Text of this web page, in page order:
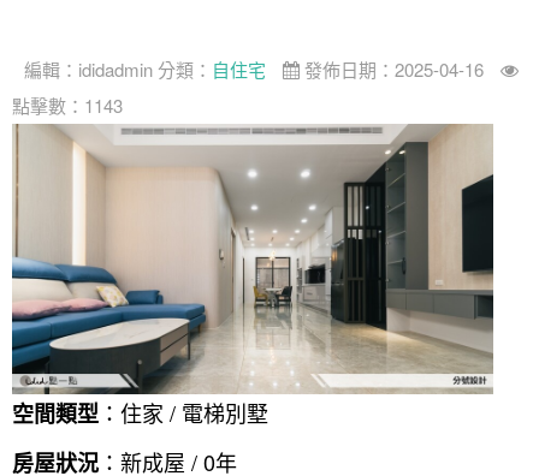
編輯： ididadmin 分類： 自住宅
發佈日期：2025-04-16
點擊數：1143
空間類型 ：住家 / 電梯別墅
房屋狀況 ：新成屋 / 0年